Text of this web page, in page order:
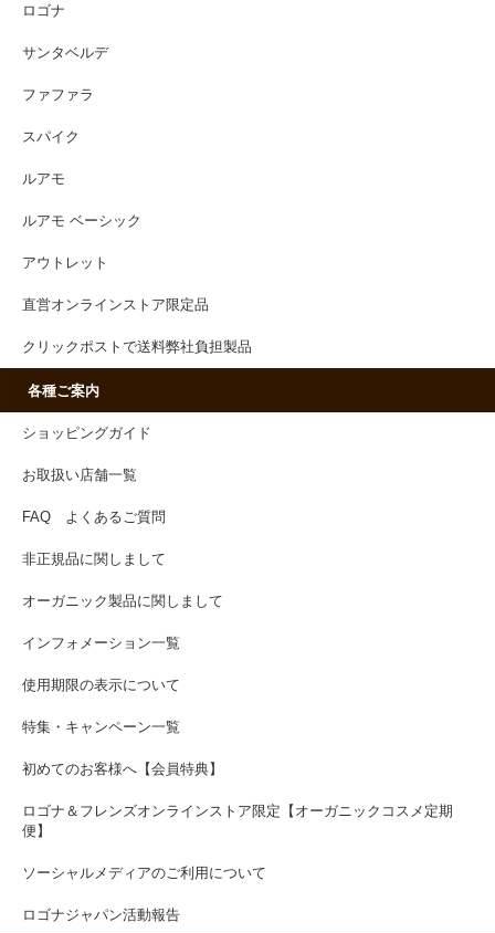
ロゴナ
サンタベルデ
ファファラ
スパイク
ルアモ
ルアモ ベーシック
アウトレット
直営オンラインストア限定品
クリックポストで送料弊社負担製品
各種ご案内
ショッピングガイド
お取扱い店舗一覧
FAQ よくあるご質問
非正規品に関しまして
オーガニック製品に関しまして
インフォメーション一覧
使用期限の表示について
特集・キャンペーン一覧
初めてのお客様へ【会員特典】
ロゴナ＆フレンズオンラインストア限定【オーガニックコスメ定期
便】
ソーシャルメディアのご利用について
ロゴナジャパン活動報告